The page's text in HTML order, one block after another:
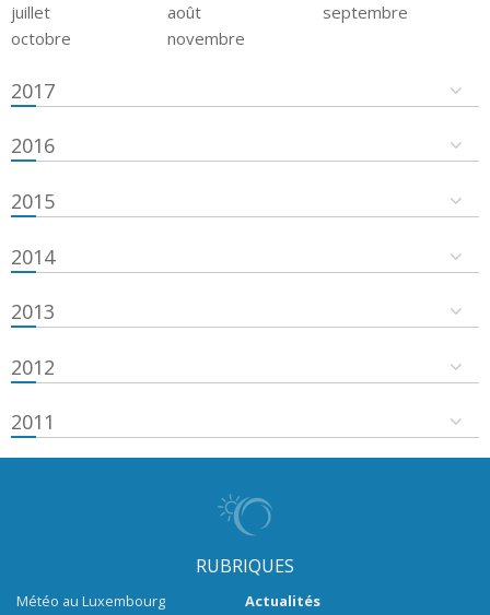
juillet
août
septembre
octobre
novembre
2017
2016
2015
2014
2013
2012
2011
RUBRIQUES
Météo au Luxembourg
Actualités